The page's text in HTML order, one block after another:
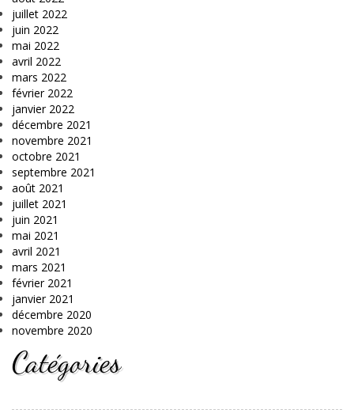
juillet 2022
juin 2022
mai 2022
avril 2022
mars 2022
février 2022
janvier 2022
décembre 2021
novembre 2021
octobre 2021
septembre 2021
août 2021
juillet 2021
juin 2021
mai 2021
avril 2021
mars 2021
février 2021
janvier 2021
décembre 2020
novembre 2020
Catégories